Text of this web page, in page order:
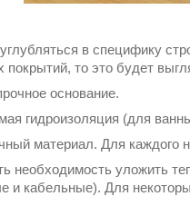
в специфику
покрытий, то это будет
основание.
гидроизоляция (для
материал. Для каждого
необходимость уложить
и кабельные). Для